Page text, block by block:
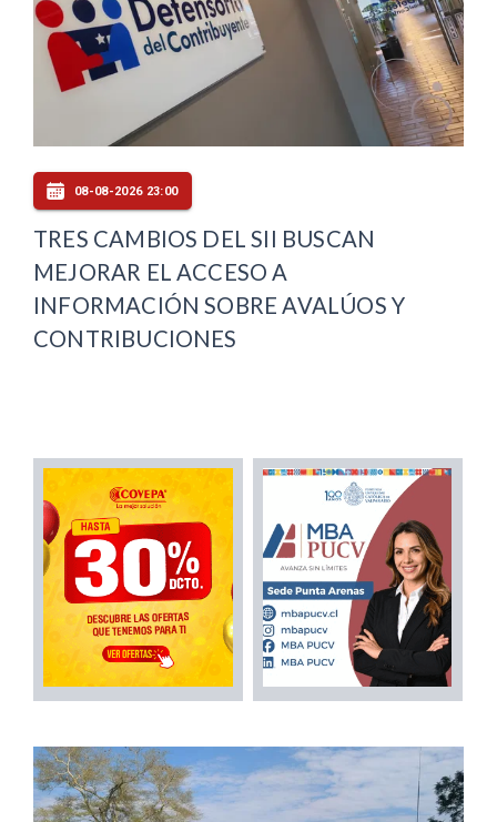
08-08-2026 23:00
TRES CAMBIOS DEL SII BUSCAN
MEJORAR EL ACCESO A
INFORMACIÓN SOBRE AVALÚOS Y
CONTRIBUCIONES